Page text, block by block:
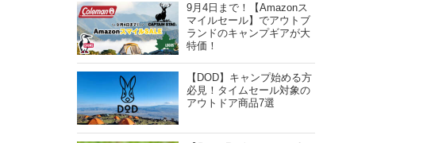
9月4日まで！【Amazonス
マイルセール】でアウトブ
ランドのキャンプギアが大
特価！
【DOD】キャンプ始める方
必見！タイムセール対象の
アウトドア商品7選